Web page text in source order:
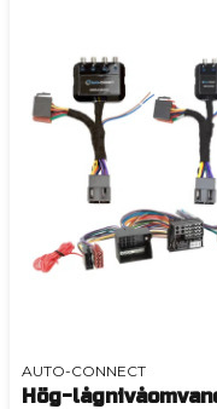
AUTO-CONNECT